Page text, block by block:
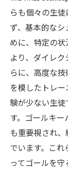
らも個々の生
ず、基本的な
めに、特定の
より、ダイレ
らに、高度な
を模したトレ
験が少ない生
す。ゴールキ
も重要視され
でいます。こ
ってゴールを守